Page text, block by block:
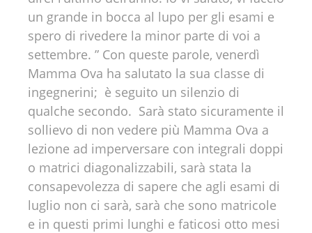
un grande in bocca al lupo per gli esami e
spero di rivedere la minor parte di voi a
settembre. ” Con queste parole, venerdì
Mamma Ova ha salutato la sua classe di
ingegnerini; è seguito un silenzio di
qualche secondo. Sarà stato sicuramente il
sollievo di non vedere più Mamma Ova a
lezione ad imperversare con integrali doppi
o matrici diagonalizzabili, sarà stata la
consapevolezza di sapere che agli esami di
luglio non ci sarà, sarà che sono matricole
e in questi primi lunghi e faticosi otto mesi